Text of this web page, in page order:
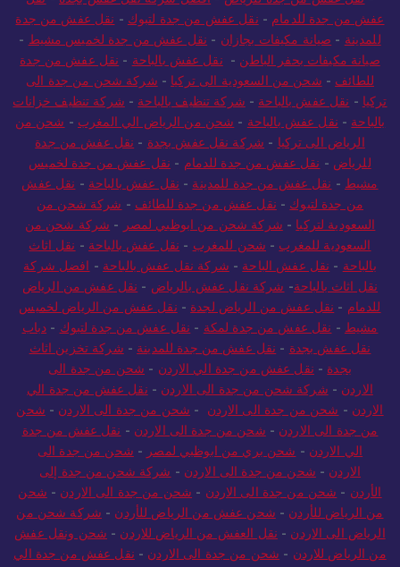
للمدينة-صيانة مكيفات بجازان-نقل عفش من جدة لخميس مشيط-
صيانة مكيفات بحفر الباطن-نقل عفش بالباحة-نقل عفش من جدة
للطائف-شحن من السعودية الى تركيا-شركة شحن من جدة الى
تركيا-نقل عفش بالباحة-شركة تنظيف بالباحة-شركة تنظيف خزانات
بالباحة -نقل عفش بالباحة -شحن من الرياض الي المغرب-شحن من
الرياض الى تركيا-شركة نقل عفش بجدة-نقل عفش من جدة
للرياض-نقل عفش من جدة للدمام-نقل عفش من جدة لخميس
مشيط- نقل عفش من جدة للمدينة- نقل عفش بالباحة-نقل عفش
من جدة لتبوك-نقل عفش من جدة للطائف-شركة شحن من
السعودية لتركيا-شركة شحن من ابوظبي لمصر -شركة شحن من
السعودية للمغرب-شحن للمغرب-نقل عفش بالباحة-نقل اثاث
بالباحة-نقل عفش الباحة-شركة نقل عفش بالباحة-افضل شركة
نقل اثاث بالباحة-شركة نقل عفش بالرياض-نقل عفش من الرياض
للدمام-نقل عفش من الرياض لجدة-نقل عفش من الرياض لخميس
مشيط -نقل عفش من جدة لمكة-نقل عفش من جدة لتبوك-دباب
نقل عفش بجدة-نقل عفش من جدة للمدينة-شركة تخزين اثاث
بجدة-نقل عفش من جدة الي الاردن-شحن من جدة الى
الاردن-شركة شحن من جدة الى الاردن- نقل عفش من جدة الي
الاردن- شحن من جدة الى الاردن-شحن من جدة الى الاردن-شحن
من جدة الى الاردن-شحن من جدة الى الاردن-نقل عفش من جدة
الي الاردن-شحن بري من ابوظبي لمصر- شحن من جدة الى
الاردن-شحن من جدة الى الاردن-شركة شحن من جدة إلى
الأردن-شحن من جدة الى الاردن-شحن من جدة الى الاردن-شحن
من الرياض للأردن-شحن عفش من الرياض للأردن-شركة شحن من
الرياض الى الاردن- نقل العفش من الرياض للاردن-شحن ونقل عفش
من الرياض للاردن- شحن من جدة الى الاردن-نقل عفش من جدة الي
الاردن-شركة شحن من الرياض للاردن-شركة شحن من الرياض الى